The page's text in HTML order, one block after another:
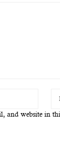
and website in